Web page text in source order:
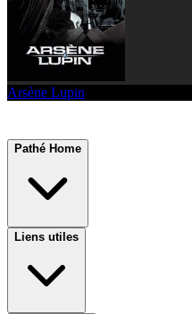
Arsène Lupin
Pathé Home
Liens utiles